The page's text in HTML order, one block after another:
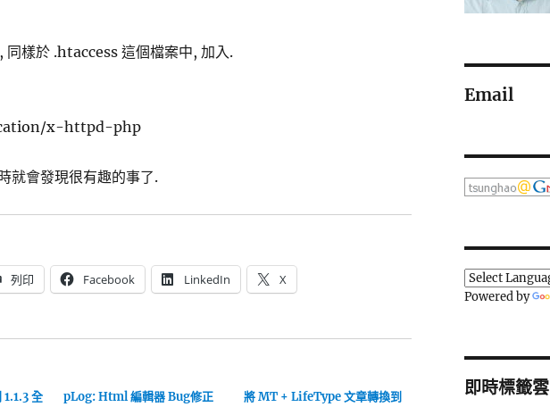
同樣於 .htaccess 這個檔案中, 加入.
x-httpd-php
就會發現很有趣的事了.
列印 Facebook LinkedIn X
全 pLog: Html 編輯器 Bug修正
將 MT + LifeType 文章轉換到
Email
Powered by
即時標籤雲